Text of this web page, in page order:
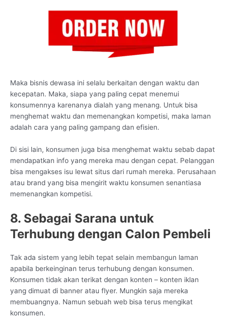
Maka bisnis dewasa ini selalu berkaitan dengan waktu dan
kecepatan. Maka, siapa yang paling cepat menemui
konsumennya karenanya dialah yang menang. Untuk bisa
menghemat waktu dan memenangkan kompetisi, maka laman
adalah cara yang paling gampang dan efisien.
Di sisi lain, konsumen juga bisa menghemat waktu sebab dapat
mendapatkan info yang mereka mau dengan cepat. Pelanggan
bisa mengakses isu lewat situs dari rumah mereka. Perusahaan
atau brand yang bisa mengirit waktu konsumen senantiasa
memenangkan kompetisi.
8. Sebagai Sarana untuk
Terhubung dengan Calon Pembeli
Tak ada sistem yang lebih tepat selain membangun laman
apabila berkeinginan terus terhubung dengan konsumen.
Konsumen tidak akan terikat dengan konten – konten iklan
yang dimuat di banner atau flyer. Mungkin saja mereka
membuangnya. Namun sebuah web bisa terus mengikat
konsumen.